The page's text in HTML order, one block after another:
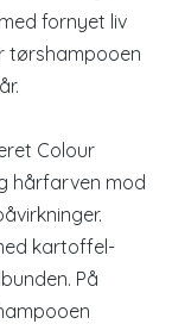
fornyet liv
tørshampooen
Colour
hårfarven mod
kartoffel-
På